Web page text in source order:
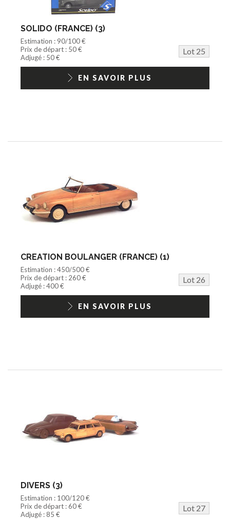
SOLIDO (FRANCE) (3)
Estimation : 90/100 €
Prix de départ : 50 €
Lot 25
Adjugé : 50 €
EN SAVOIR PLUS
CREATION BOULANGER (FRANCE) (1)
Estimation : 450/500 €
Prix de départ : 260 €
Lot 26
Adjugé : 400 €
EN SAVOIR PLUS
DIVERS (3)
Estimation : 100/120 €
Prix de départ : 60 €
Lot 27
Adjugé : 85 €